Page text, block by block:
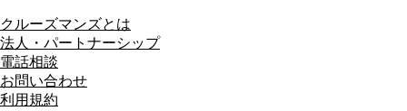
クルーズマンズとは
法人・パートナーシップ
電話相談
お問い合わせ
利用規約